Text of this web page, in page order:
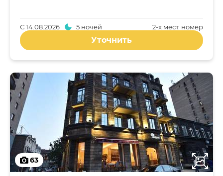
2-x мест. номер
С14.08.2026 5 ночей
Уточнить
63